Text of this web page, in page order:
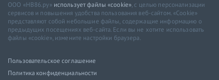
ООО «НВ86.ру» использует файлы «cookie», с целью персонализации
сервисов и повышения удобства пользования веб-сайтом. «Cookie»
представляют собой небольшие файлы, содержащие информацию о
предыдущих посещениях веб-сайта. Если вы не хотите использовать
файлы «cookie», измените настройки браузера.
Пользовательское соглашение
Политика конфиденциальности